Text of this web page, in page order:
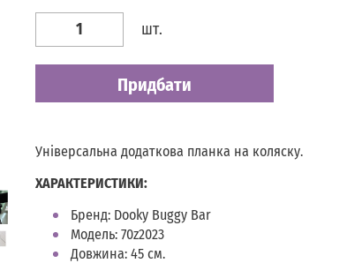
шт.
Придбати
Універсальна додаткова планка на коляску.
ХАРАКТЕРИСТИКИ:
Бренд: Dooky Buggy Bar
Модель: 70z2023
Довжина: 45 см.